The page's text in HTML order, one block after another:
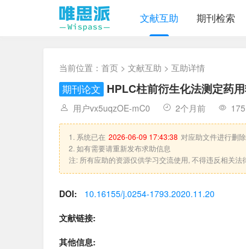
文献互助 期刊检索
当前位置： 首页 > 文献互助 > 互助详情
期刊论文 HPLC柱前衍生化法测定药
用户vx5uqzOE-mC0 2个月前 175
1. 系统已在 2026-06-09 17:43:38 对应助文件进行删除
2. 如有需要请重新发布求助信息
注: 所有应助的资源仅供学习交流使用, 不得违反相关法
DOI:
10.16155/j.0254-1793.2020.11.20
文献链接:
其他信息: